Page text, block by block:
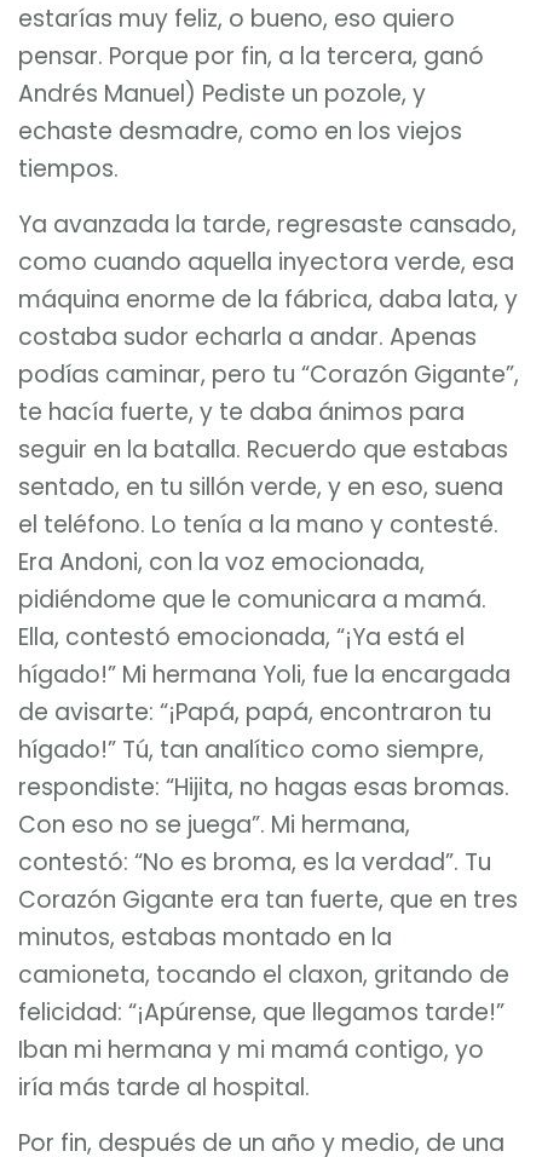
estarías muy feliz, o bueno, eso quiero
pensar. Porque por fin, a la tercera, ganó
Andrés Manuel) Pediste un pozole, y
echaste desmadre, como en los viejos
tiempos.
Ya avanzada la tarde, regresaste cansado,
como cuando aquella inyectora verde, esa
máquina enorme de la fábrica, daba lata, y
costaba sudor echarla a andar. Apenas
podías caminar, pero tu “Corazón Gigante”,
te hacía fuerte, y te daba ánimos para
seguir en la batalla. Recuerdo que estabas
sentado, en tu sillón verde, y en eso, suena
el teléfono. Lo tenía a la mano y contesté.
Era Andoni, con la voz emocionada,
pidiéndome que le comunicara a mamá.
Ella, contestó emocionada, “¡Ya está el
hígado!” Mi hermana Yoli, fue la encargada
de avisarte: “¡Papá, papá, encontraron tu
hígado!” Tú, tan analítico como siempre,
respondiste: “Hijita, no hagas esas bromas.
Con eso no se juega”. Mi hermana,
contestó: “No es broma, es la verdad”. Tu
Corazón Gigante era tan fuerte, que en tres
minutos, estabas montado en la
camioneta, tocando el claxon, gritando de
felicidad: “¡Apúrense, que llegamos tarde!”
Iban mi hermana y mi mamá contigo, yo
iría más tarde al hospital.
Por fin, después de un año y medio, de una